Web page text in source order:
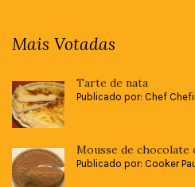
Mais Votadas
Tarte de nata
Publicado por: Chef
Mousse de chocolate
Publicado por: Cooker